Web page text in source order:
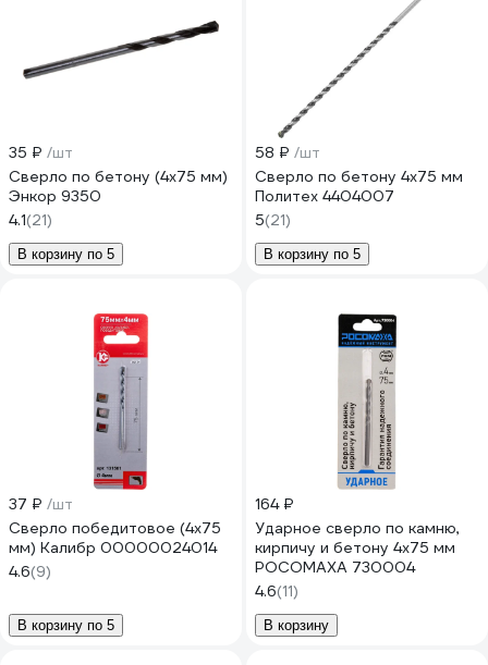
35 ₽ /шт
Сверло по бетону (4х75 мм)
Энкор 9350
4.1(21)
В корзину по 5
58 ₽ /шт
Сверло по бетону 4x75 мм
Политех 4404007
5(21)
В корзину по 5
37 ₽ /шт
Сверло победитовое (4х75
мм) Калибр 00000024014
4.6(9)
В корзину по 5
164 ₽
Ударное сверло по камню,
кирпичу и бетону 4х75 мм
РОСОМАХА 730004
4.6(11)
В корзину